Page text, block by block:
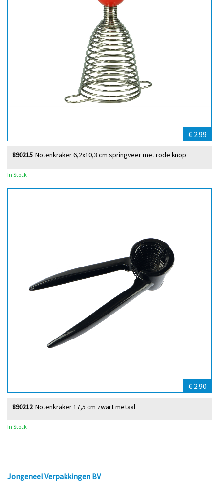
€ 2.99
Notenkraker 6,2x10,3 cm springveer met rode knop
890215
In Stock
€ 2.90
Notenkraker 17,5 cm zwart metaal
890212
In Stock
Jongeneel Verpakkingen BV